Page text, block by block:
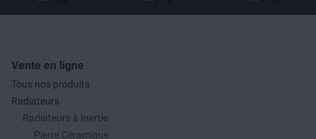
Vente en ligne
Tous nos produits
Radiateurs
Radiateurs à Inertie
Pierre Céramique